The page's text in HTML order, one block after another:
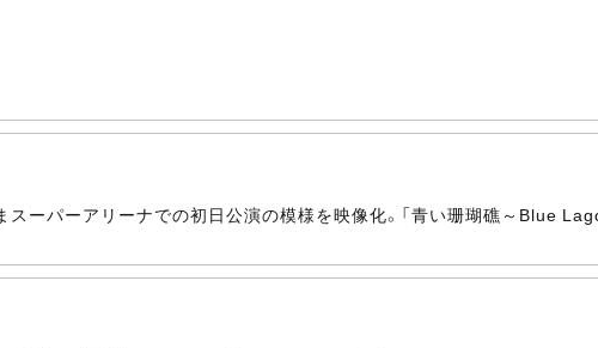
ーパーアリーナでの初日公演の模様を映像化。「青い珊瑚礁～Blue